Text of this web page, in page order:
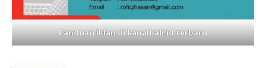
Panduan iklan di kanalbali,id terbaru